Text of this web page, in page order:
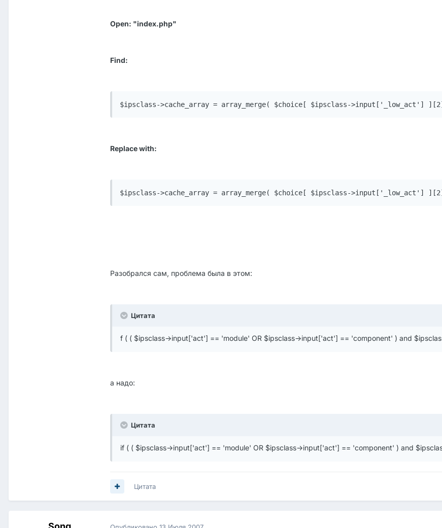
Open: "index.php"
Find:
$ipsclass->cache_array = array_merge( $choice[ $ipsclass->input['_low_act']
Replace with:
$ipsclass->cache_array = array_merge( $choice[ $ipsclass-
Разобрался сам, проблема была в этом:
Цитата
f ( ( $ipsclass->input['act'] == 'module' OR $ipsclass->input['act'] == 'component' ) and
а надо:
Цитата
if ( ( $ipsclass->input['act'] == 'module' OR $ipsclass->input['act'] == 'component' ) and
Цитата